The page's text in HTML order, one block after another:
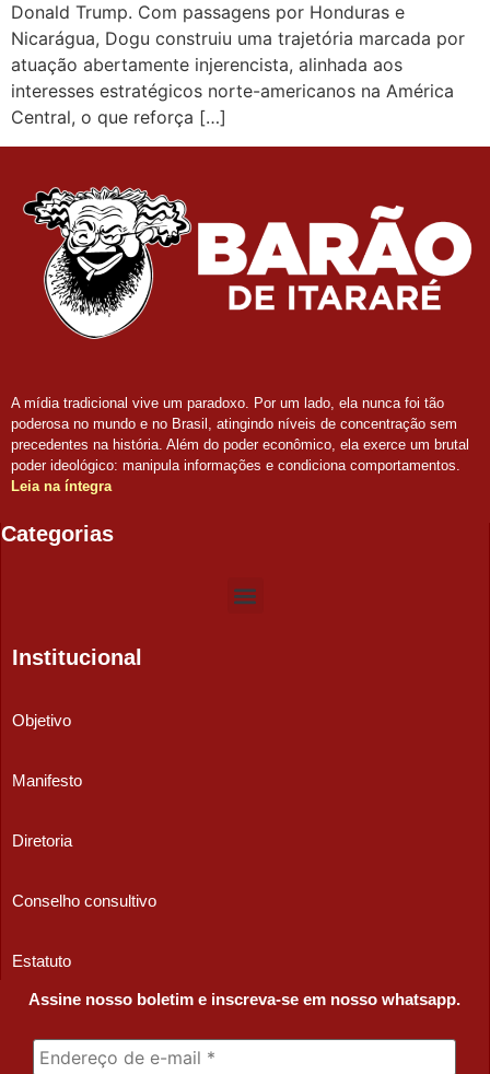
Donald Trump. Com passagens por Honduras e
Nicarágua, Dogu construiu uma trajetória marcada por
atuação abertamente injerencista, alinhada aos
interesses estratégicos norte-americanos na América
Central, o que reforça […]
A mídia tradicional vive um paradoxo. Por um lado, ela nunca foi tão
poderosa no mundo e no Brasil, atingindo níveis de concentração sem
precedentes na história. Além do poder econômico, ela exerce um brutal
poder ideológico: manipula informações e condiciona comportamentos.
Leia na íntegra
Categorias
Institucional
Objetivo
Manifesto
Diretoria
Conselho consultivo
Estatuto
Assine nosso boletim e inscreva-se em nosso whatsapp.